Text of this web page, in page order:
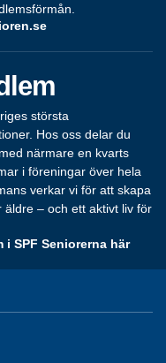
största
Hos oss delar du
närmare en kvarts
i föreningar över hela
verkar vi för att skapa
äldre – och ett aktivt liv för
i SPF Seniorerna här